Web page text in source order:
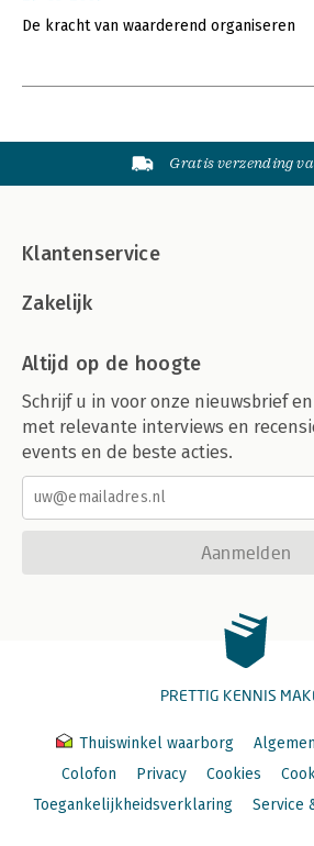
De kracht van waarderend organiseren
Gratis verzending
Klantenservice
Zakelijk
Altijd op de hoogte
Schrijf u in voor onze nieuwsbrief
met relevante interviews en
events en de beste acties.
Aanmelden
PRETTIG KENNIS
Thuiswinkel waarborg
Colofon
Privacy Cookies
Toegankelijkheidsverklaring
Service